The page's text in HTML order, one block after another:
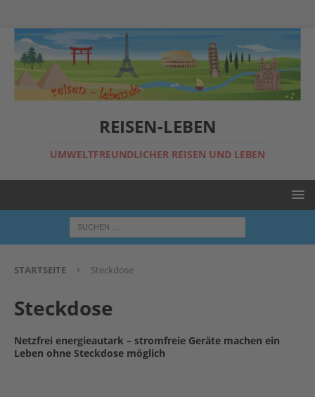
REISEN-LEBEN
UMWELTFREUNDLICHER REISEN UND LEBEN
STARTSEITE Steckdose
Steckdose
Netzfrei energieautark – stromfreie Geräte machen ein
Leben ohne Steckdose möglich